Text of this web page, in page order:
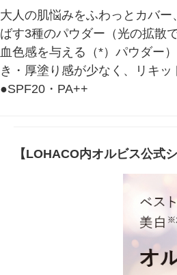
大人の肌悩みをふわっとカバ
ばす3種のパウダー（光の拡散
血色感を与える（*）パウダー
き・厚塗り感が少なく、リキ
●SPF20・PA++
【LOHACO内オルビス公式